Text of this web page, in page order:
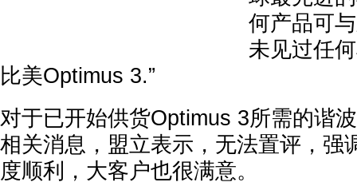
何产品可
未见过任
比美Optimus 3.”
对于已开始供货Optimus 3所需的谐
相关消息，盟立表示，无法置评，强
度顺利，大客户也很满意。